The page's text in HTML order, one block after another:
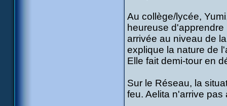
Au collège/lycée,
heureuse
arrivée au niveau de
explique la nature de
Elle fait demi-tour en
Sur le Réseau, la
feu. Aelita n'arrive pas